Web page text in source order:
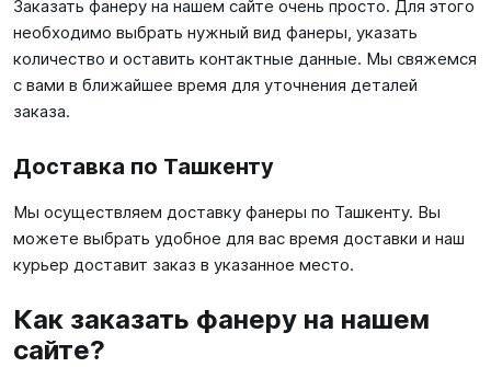
Заказать фанеру на нашем сайте очень просто. Для этого
необходимо выбрать нужный вид фанеры, указать
количество и оставить контактные данные. Мы свяжемся
с вами в ближайшее время для уточнения деталей
заказа.
Доставка по Ташкенту
Мы осуществляем доставку фанеры по Ташкенту. Вы
можете выбрать удобное для вас время доставки и наш
курьер доставит заказ в указанное место.
Как заказать фанеру на нашем
сайте?